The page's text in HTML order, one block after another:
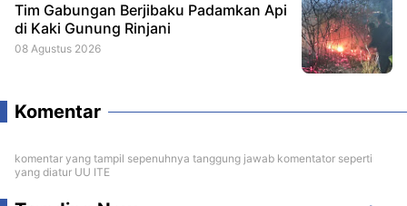
Tim Gabungan Berjibaku Padamkan Api
di Kaki Gunung Rinjani
08 Agustus 2026
Komentar
komentar yang tampil sepenuhnya tanggung jawab komentator seperti
yang diatur UU ITE